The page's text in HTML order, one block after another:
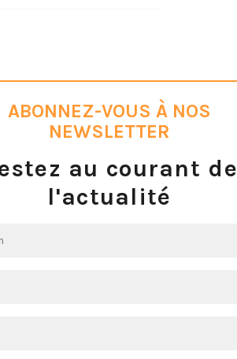
ABONNEZ-VOUS À NOS
NEWSLETTER
au courant de
l'actualité